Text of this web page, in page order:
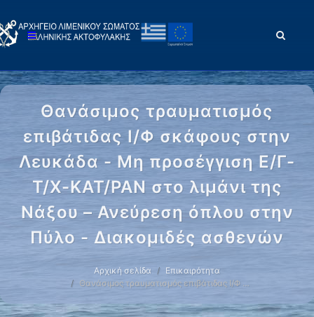
Θανάσιμος τραυματισμός
επιβάτιδας Ι/Φ σκάφους στην
Λευκάδα - Μη προσέγγιση Ε/Γ-
Τ/Χ-ΚΑΤ/ΡΑΝ στο λιμάνι της
Νάξου – Ανεύρεση όπλου στην
Πύλο - Διακομιδές ασθενών
Αρχική σελίδα
Επικαιρότητα
Θανάσιμος τραυματισμός επιβάτιδας Ι/Φ …